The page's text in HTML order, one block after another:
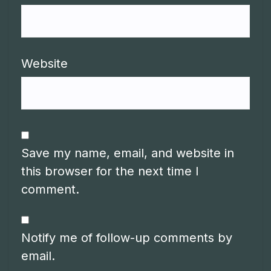
Website
Save my name, email, and website in
this browser for the next time I
comment.
Notify me of follow-up comments by
email.